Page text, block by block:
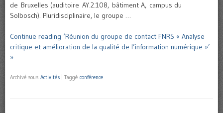
de Bruxelles (auditoire AY.2.108, bâtiment A, campus du
Solbosch). Pluridisciplinaire, le groupe …
Continue reading ‘Réunion du groupe de contact FNRS « Analyse
critique et amélioration de la qualité de l’information numérique »’
»
Archivé sous Activités Taggé conférence